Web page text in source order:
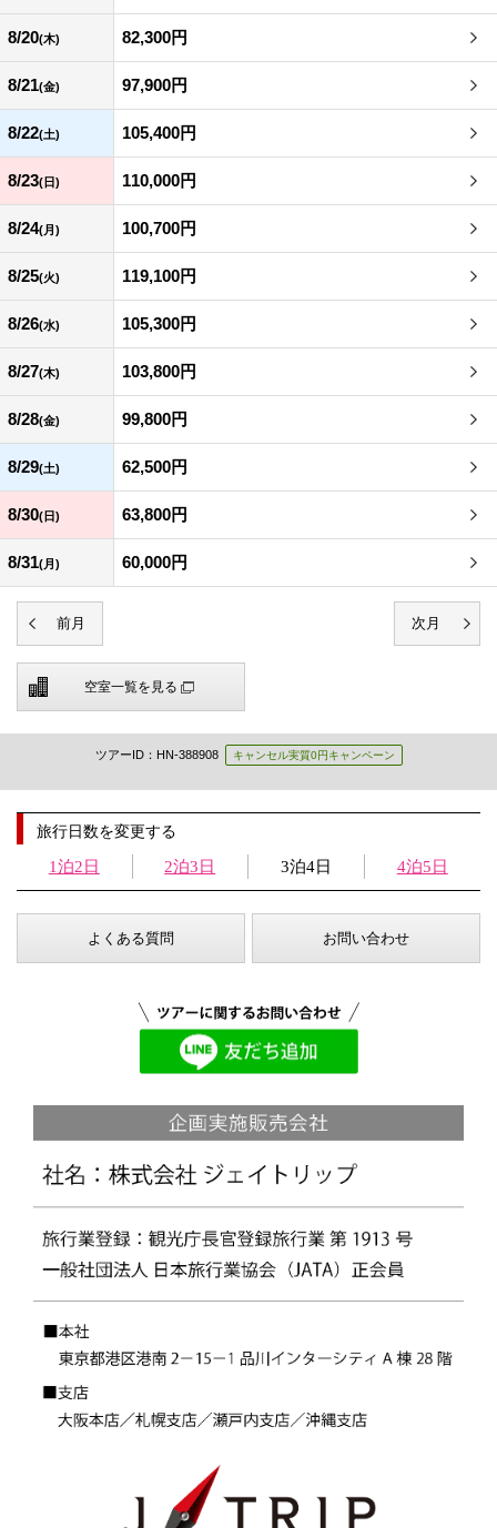
8/20(木) 82,300円
8/21(金) 97,900円
8/22(土) 105,400円
8/23(日) 110,000円
8/24(月) 100,700円
8/25(火) 119,100円
8/26(水) 105,300円
8/27(木) 103,800円
8/28(金) 99,800円
8/29(土) 62,500円
8/30(日) 63,800円
8/31(月) 60,000円
空室一覧を見る
ツアーID：HN-388908 キャンセル実質0円キャンペーン
旅行日数を変更する
1泊2日 2泊3日 3泊4日 4泊5日
よくある質問 お問い合わせ